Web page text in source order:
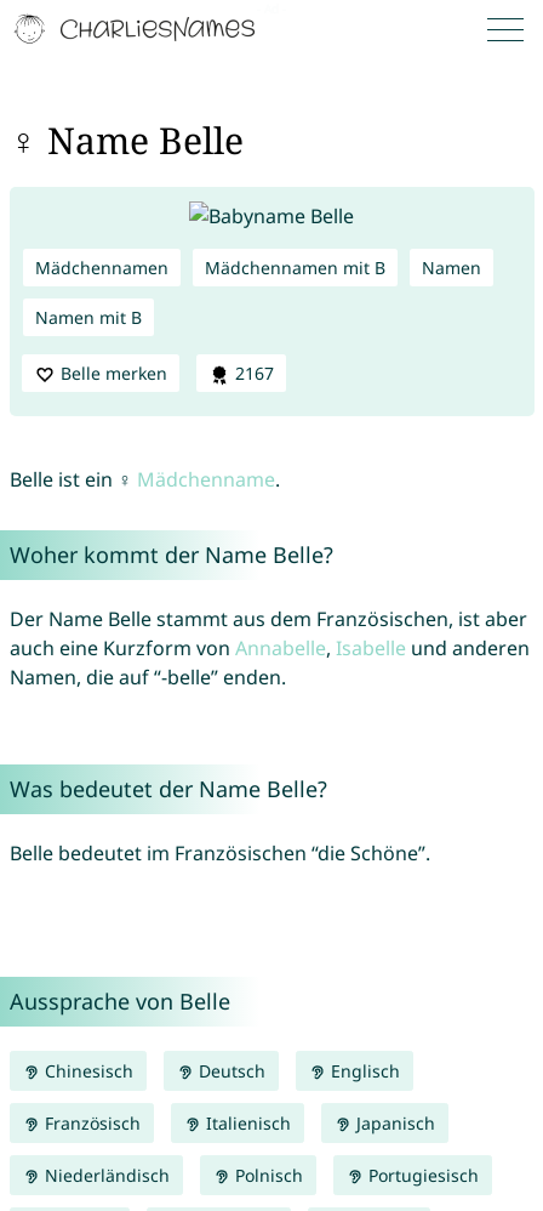
♀ Name Belle
Mädchennamen Mädchennamen mit B Namen
Namen mit B
Belle merken 2167
Belle ist ein ♀ Mädchenname.
Woher kommt der Name Belle?
Der Name Belle stammt aus dem Französischen, ist aber
auch eine Kurzform von Annabelle, Isabelle und anderen
Namen, die auf “-belle” enden.
Was bedeutet der Name Belle?
Belle bedeutet im Französischen “die Schöne”.
Aussprache von Belle
Chinesisch Deutsch Englisch
Französisch Italienisch Japanisch
Niederländisch Polnisch Portugiesisch